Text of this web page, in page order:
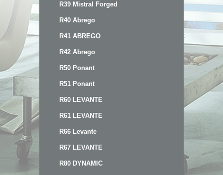
R39 Mistral Forged
R40 Abrego
R41 ABREGO
R42 Abrego
R50 Ponant
R51 Ponant
R60 LEVANTE
R61 LEVANTE
R66 Levante
R67 LEVANTE
R80 DYNAMIC